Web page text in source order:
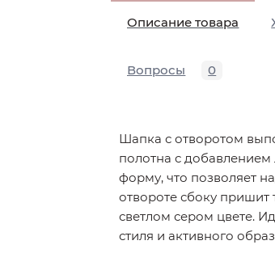
Описание товара
Вопросы 0
Шапка с отворотом
полотна с
форму, что позволяет
отвороте сбоку
светлом сером цвете.
стиля и активного